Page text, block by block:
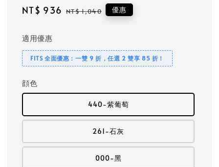
Sale
NT$ 936 Regular
NT$ 1,040 優惠
適用優惠
FITS 全面優惠：一雙 9 折，任選 2 雙享 85 折！
顔色
440-紫葡萄
261-石灰
000-黑